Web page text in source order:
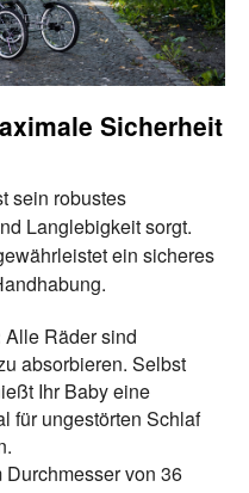
Sicherheit
sein robustes
Langlebigkeit sorgt.
ein sicheres
Alle Räder sind
absorbieren. Selbst
Ihr Baby eine
für ungestörten Schlaf
Durchmesser von 36